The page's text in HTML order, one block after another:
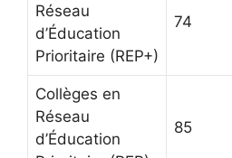
Réseau
d’Éducation
Prioritaire (REP+)
74
Collèges en
Réseau
d’Éducation
85